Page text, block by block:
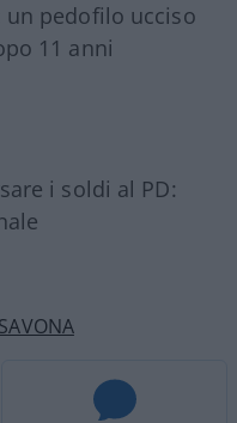
un pedofilo ucciso
11 anni
i soldi al PD: